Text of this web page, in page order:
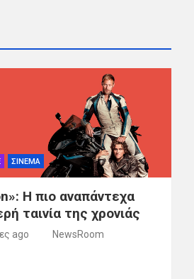
ΣΙΝΕΜΑ
Η πιο αναπάντεχα
ταινία της χρονιάς
ago NewsRoom